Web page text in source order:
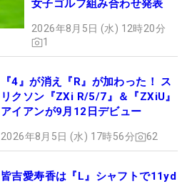
女子ゴルフ組み合わせ発表
2026年8月5日 (水) 12時20分
1
『4』が消え『R』が加わった！ ス
リクソン『ZXi R/5/7』＆『ZXiU』
アイアンが9月12日デビュー
2026年8月5日 (水) 17時56分 62
皆吉愛寿香は『L』シャフトで11yd